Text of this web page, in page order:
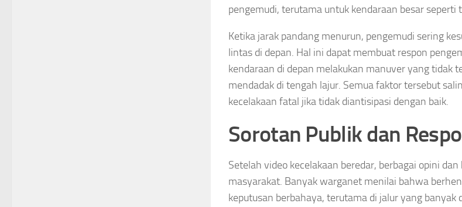
pengemudi, terutama untuk kendaraan besar seperti
Ketika jarak pandang menurun, pengemudi sering
lintas di depan. Hal ini dapat membuat respon
kendaraan di depan melakukan manuver yang tidak
mendadak di tengah lajur. Semua faktor tersebut
kecelakaan fatal jika tidak diantisipasi dengan baik.
Sorotan Publik dan
Setelah video kecelakaan beredar, berbagai opini
masyarakat. Banyak warganet menilai bahwa
keputusan berbahaya, terutama di jalur yang banyak